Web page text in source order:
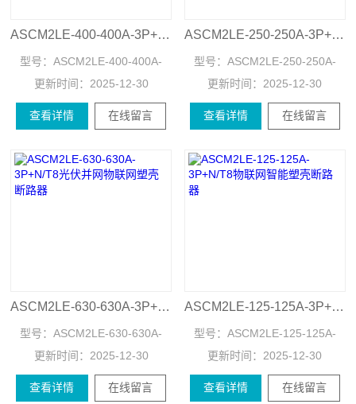
ASCM2LE-400-400A-3P+N/T8智能剩余电流保护塑壳断路器
型号： ASCM2LE-400-400A-
3P+N/T8
更新时间： 2025-12-30
查看详情 在线留言
ASCM2LE-250-250A-3P+N/T8计量物联网塑壳断路器250A
型号： ASCM2LE-250-250A-
3P+N/T8
更新时间：2025-12-30
查看详情 在线留言
ASCM2LE-630-630A-3P+N/T8光伏并网物联网塑壳断路器
型号： ASCM2LE-630-630A-
3P+N/T8
更新时间： 2025-12-30
查看详情 在线留言
ASCM2LE-125-125A-3P+N/T8物联网智能塑壳断路器
型号： ASCM2LE-125-125A-
3P+N/T8
更新时间： 2025-12-30
查看详情 在线留言